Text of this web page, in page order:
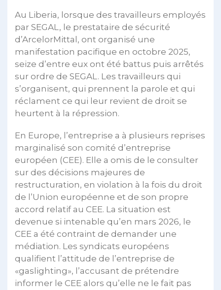
Au Liberia, lorsque des travailleurs employés
par SEGAL, le prestataire de sécurité
d’ArcelorMittal, ont organisé une
manifestation pacifique en octobre 2025,
seize d’entre eux ont été battus puis arrêtés
sur ordre de SEGAL. Les travailleurs qui
s’organisent, qui prennent la parole et qui
réclament ce qui leur revient de droit se
heurtent à la répression.
En Europe, l’entreprise a à plusieurs reprises
marginalisé son comité d’entreprise
européen (CEE). Elle a omis de le consulter
sur des décisions majeures de
restructuration, en violation à la fois du droit
de l’Union européenne et de son propre
accord relatif au CEE. La situation est
devenue si intenable qu’en mars 2026, le
CEE a été contraint de demander une
médiation. Les syndicats européens
qualifient l’attitude de l’entreprise de
«gaslighting», l’accusant de prétendre
informer le CEE alors qu’elle ne le fait pas